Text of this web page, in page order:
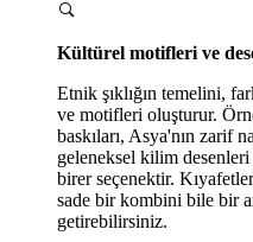
Kültürel motifleri ve
Etnik şıklığın temelini,
ve motifleri oluşturur.
baskıları, Asya'nın zarif
geleneksel kilim
birer seçenektir.
sade bir kombini bile bir
getirebilirsiniz.